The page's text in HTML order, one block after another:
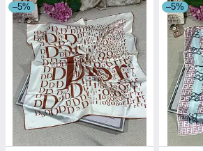
–5% –5%